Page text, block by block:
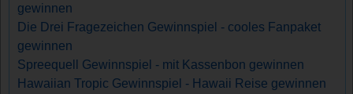
gewinnen
Die Drei Fragezeichen Gewinnspiel - cooles Fanpaket
gewinnen
Spreequell Gewinnspiel - mit Kassenbon gewinnen
Hawaiian Tropic Gewinnspiel - Hawaii Reise gewinnen